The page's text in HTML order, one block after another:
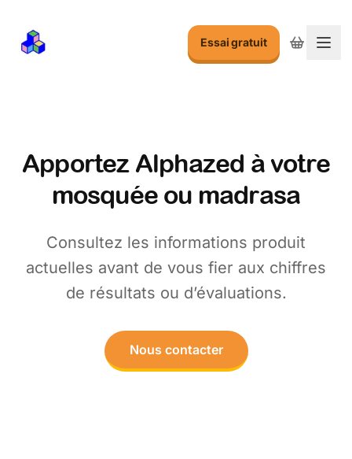
Essai gratuit
Apportez Alphazed à votre
mosquée ou madrasa
Consultez les informations produit
actuelles avant de vous fier aux chiffres
de résultats ou d’évaluations.
Nous contacter